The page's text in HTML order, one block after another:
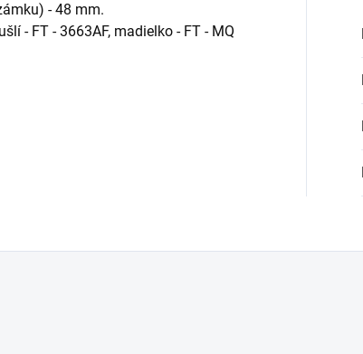
- 48 mm.
- FT - 3663AF, madielko - FT - MQ